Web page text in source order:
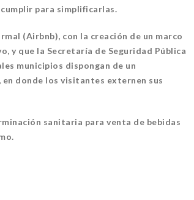
para simplificarlas.
(Airbnb), con la creación de un marco
y que la Secretaría de Seguridad Pública
municipios dispongan de un
donde los visitantes externen sus
sanitaria para venta de bebidas